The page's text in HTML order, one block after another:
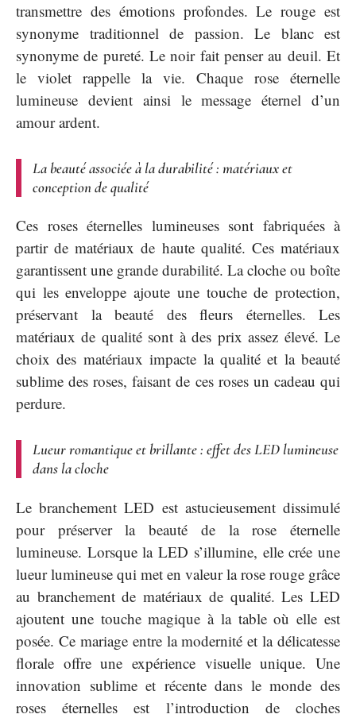
transmettre des émotions profondes. Le rouge est
synonyme traditionnel de passion. Le blanc est
synonyme de pureté. Le noir fait penser au deuil. Et
le violet rappelle la vie. Chaque rose éternelle
lumineuse devient ainsi le message éternel d’un
amour ardent.
La beauté associée à la durabilité : matériaux et
conception de qualité
Ces roses éternelles lumineuses sont fabriquées à
partir de matériaux de haute qualité. Ces matériaux
garantissent une grande durabilité. La cloche ou boîte
qui les enveloppe ajoute une touche de protection,
préservant la beauté des fleurs éternelles. Les
matériaux de qualité sont à des prix assez élevé. Le
choix des matériaux impacte la qualité et la beauté
sublime des roses, faisant de ces roses un cadeau qui
perdure.
Lueur romantique et brillante : effet des LED lumineuse
dans la cloche
Le branchement LED est astucieusement dissimulé
pour préserver la beauté de la rose éternelle
lumineuse. Lorsque la LED s’illumine, elle crée une
lueur lumineuse qui met en valeur la rose rouge grâce
au branchement de matériaux de qualité. Les LED
ajoutent une touche magique à la table où elle est
posée. Ce mariage entre la modernité et la délicatesse
florale offre une expérience visuelle unique. Une
innovation sublime et récente dans le monde des
roses éternelles est l’introduction de cloches